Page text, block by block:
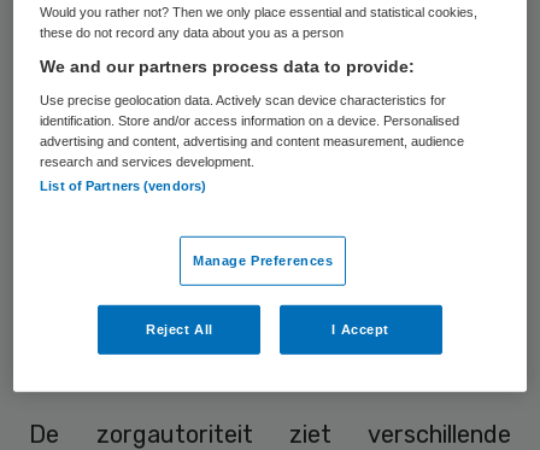
neemt de druk op de acute zorg wel toe,
met name op doordeweekse middagen.
De druk neemt toe bij alle schakels in de
acute zorg. De hap en de seh zien steeds
meer patiënten, maar ook het ambulance
voerden ambulances 16,9 procent meer
ritten uit dan in 2013.
De zorgautoriteit ziet verschillende
Would you rather not? Then we only place essential and statistical cookies,
these do not record any data about you as a person
We and our partners process data to provide:
Use precise geolocation data. Actively scan device characteristics for
identification. Store and/or access information on a device. Personalised
advertising and content, advertising and content measurement, audience
research and services development.
List of Partners (vendors)
Manage Preferences
Reject All I Accept